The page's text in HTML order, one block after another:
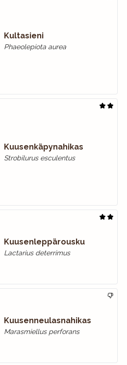
Kultasieni
Phaeolepiota aurea
Kuusenkäpynahikas
Strobilurus esculentus
Kuusenleppärousku
Lactarius deterrimus
Kuusenneulasnahikas
Marasmiellus perforans